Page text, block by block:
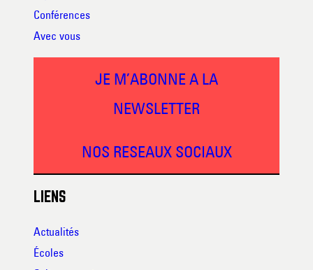
Conférences
Avec vous
JE M’ABONNE A LA
NEWSLETTER
NOS RESEAUX SOCIAUX
LIENS
Actualités
Écoles